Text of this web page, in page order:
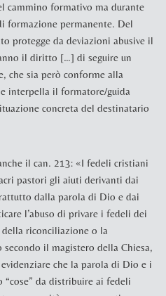
cammino formativo ma durante
formazione permanente. Del
protegge da deviazioni abusive il
il diritto […] di seguire un
che sia però conforme alla
interpella il formatore/guida
concreta del destinatario
il can. 213: «I fedeli cristiani
pastori gli aiuti derivanti dai
dalla parola di Dio e dai
l’abuso di privare i fedeli dei
riconciliazione o la
il magistero della Chiesa,
che la parola di Dio e i
“cose” da distribuire ai fedeli